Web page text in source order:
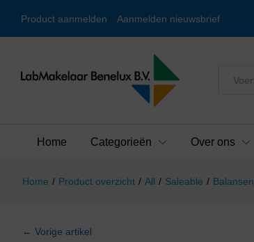
Product aanmelden Aanmelden nieuwsbrief
Alles
Home Categorieën Over ons
Home / Product overzicht / All / Saleable / Balansen
← Vorige artikel